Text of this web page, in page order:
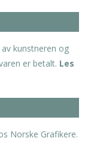
kunstneren og
er betalt. Les
Norske Grafikere.